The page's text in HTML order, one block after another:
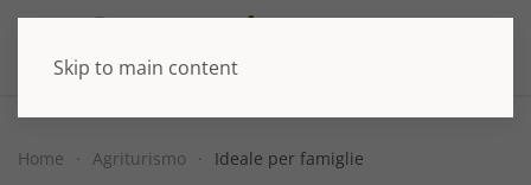
Skip to main content
Home Agriturismo Ideale per famiglie